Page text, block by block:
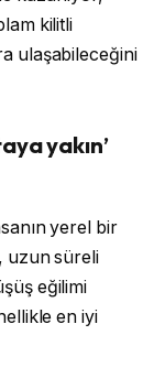
kilitli
ulaşabileceğini
yakın’
yerel bir
uzun süreli
eğilimi
en iyi